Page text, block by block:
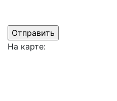
На карте: